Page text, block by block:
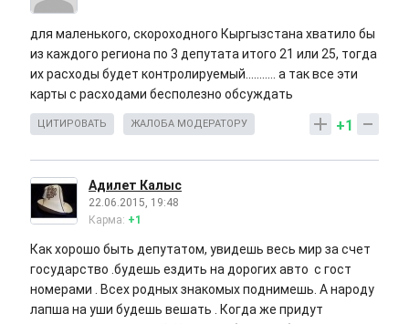
для маленького, скороходного Кыргызстана хватило бы
из каждого региона по 3 депутата итого 21 или 25, тогда
их расходы будет контролируемый........... а так все эти
карты с расходами бесполезно обсуждать
+1
ЦИТИРОВАТЬ ЖАЛОБА МОДЕРАТОРУ
Адилет Калыс
22.06.2015, 19:48
Карма: +1
Как хорошо быть депутатом, увидешь весь мир за счет
государство .будешь ездить на дорогих авто c гост
номерами . Всех родных знакомых поднимешь. А народу
лапша на уши будешь вешать . Когда же придут